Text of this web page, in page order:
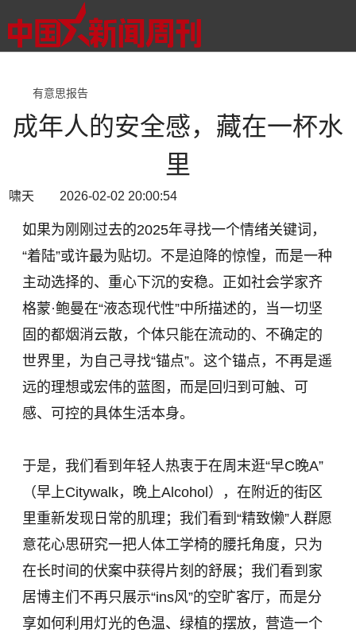
有意思报告
成年人的安全感，藏在一杯水
里
啸天 2026-02-02 20:00:54
如果为刚刚过去的2025年寻找一个情绪关键词，
“着陆”或许最为贴切。不是迫降的惊惶，而是一种
主动选择的、重心下沉的安稳。正如社会学家齐
格蒙·鲍曼在“液态现代性”中所描述的，当一切坚
固的都烟消云散，个体只能在流动的、不确定的
世界里，为自己寻找“锚点”。这个锚点，不再是遥
远的理想或宏伟的蓝图，而是回归到可触、可
感、可控的具体生活本身。
于是，我们看到年轻人热衷于在周末逛“早C晚A”
（早上Citywalk，晚上Alcohol），在附近的街区
里重新发现日常的肌理；我们看到“精致懒”人群愿
意花心思研究一把人体工学椅的腰托角度，只为
在长时间的伏案中获得片刻的舒展；我们看到家
居博主们不再只展示“ins风”的空旷客厅，而是分
享如何利用灯光的色温、绿植的摆放，营造一个